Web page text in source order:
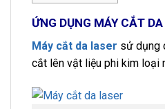
ỨNG DỤNG MÁY CẮT
Máy cắt da laser sử dụng
cắt lên vật liệu phi kim loại